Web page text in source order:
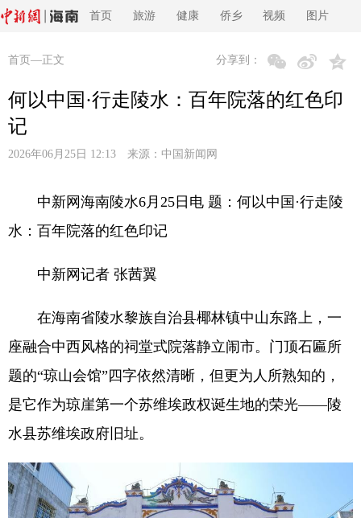
首页 旅游 健康 侨乡 视频 图片
首页 —正文 分享到：
何以中国·行走陵水：百年院落的红色印
记
2026年06月25日 12:13 来源： 中国新闻网
中新网海南陵水6月25日电 题：何以中国·行走陵
水：百年院落的红色印记
中新网记者 张茜翼
在海南省陵水黎族自治县椰林镇中山东路上，一
座融合中西风格的祠堂式院落静立闹市。门顶石匾所
题的“琼山会馆”四字依然清晰，但更为人所熟知的，
是它作为琼崖第一个苏维埃政权诞生地的荣光——陵
水县苏维埃政府旧址。